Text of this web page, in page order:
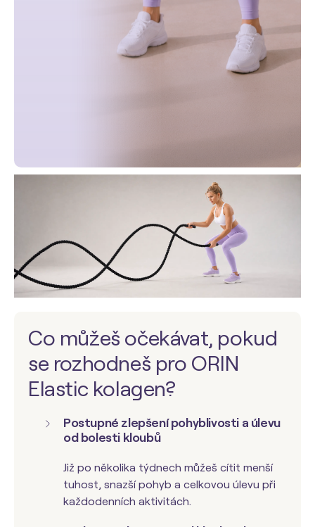
Co můžeš očekávat, pokud
se rozhodneš pro ORIN
Elastic kolagen?
Postupné zlepšení pohyblivosti a úlevu
od bolesti kloubů
Již po několika týdnech můžeš cítit menší
tuhost, snazší pohyb a celkovou úlevu při
každodenních aktivitách.